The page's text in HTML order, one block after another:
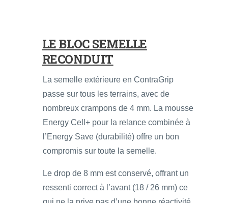
LE BLOC SEMELLE
RECONDUIT
La semelle extérieure en ContraGrip
passe sur tous les terrains, avec de
nombreux crampons de 4 mm. La mousse
Energy Cell+ pour la relance combinée à
l’Energy Save (durabilité) offre un bon
compromis sur toute la semelle.
Le drop de 8 mm est conservé, offrant un
ressenti correct à l’avant (18 / 26 mm) ce